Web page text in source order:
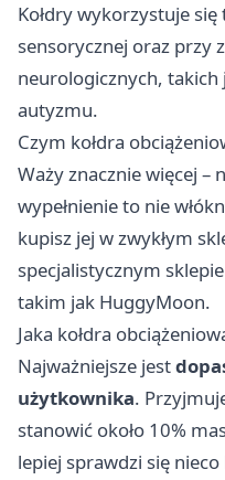
Kołdry wykorzystuje
sensorycznej oraz przy
neurologicznych, takich
autyzmu.
Czym kołdra
Waży znacznie więcej
wypełnienie to nie
kupisz jej w zwykłym
specjalistycznym
takim jak HuggyMoon.
Jaka kołdra
Najważniejsze jest
użytkownika.
stanowić około 10%
lepiej sprawdzi się nieco